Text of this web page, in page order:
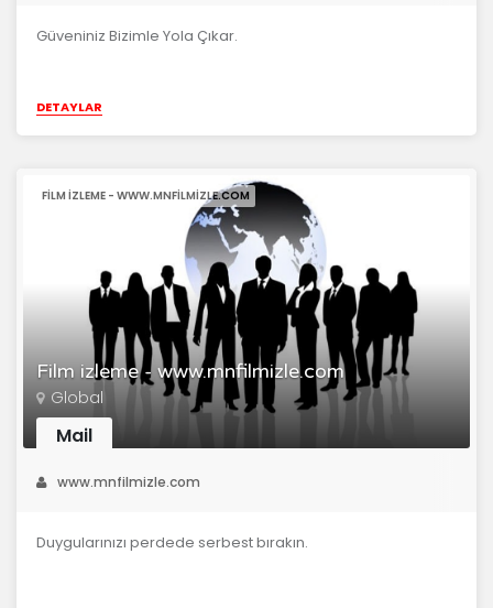
Güveniniz Bizimle Yola Çıkar.
DETAYLAR
Film izleme - www.mnfilmizle.com
FILM IZLEME - WWW.MNFILMIZLE.COM
Global
Mail
www.mnfilmizle.com
Duygularınızı perdede serbest bırakın.